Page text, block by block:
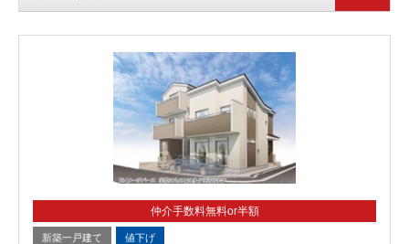
仲介手数料無料or半額
新築一戸建て 値下げ